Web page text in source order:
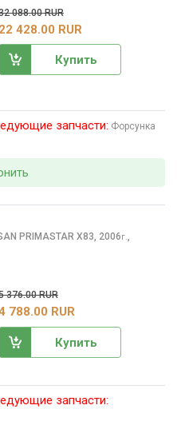
088.00 RUR
22 428.00 RUR
Купить
запчасти: Форсунка
PRIMASTAR X83, 2006г.,
376.00 RUR
788.00 RUR
Купить
запчасти: